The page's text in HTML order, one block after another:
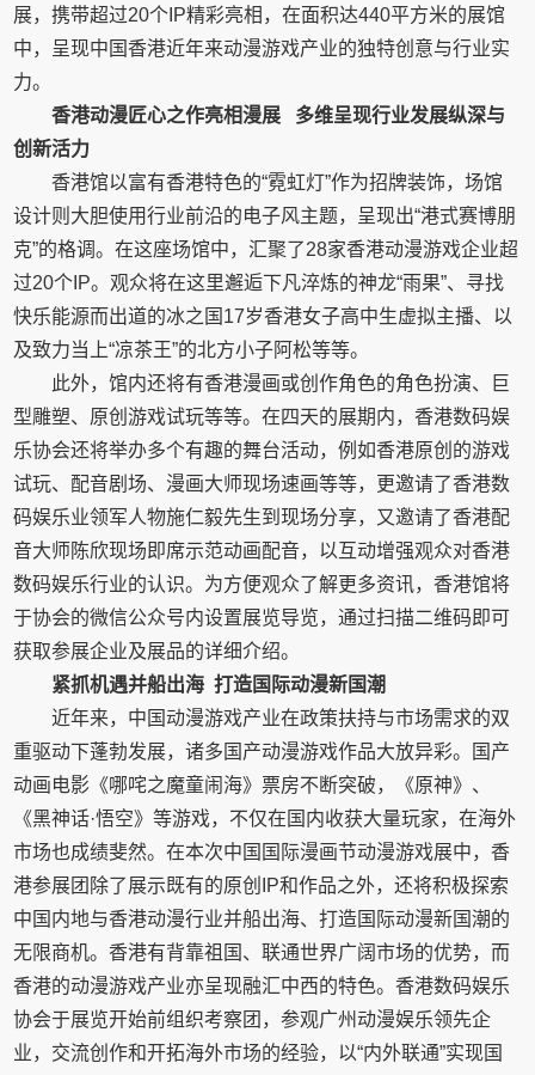
展，携带超过20个IP精彩亮相，在面积达440平方米的展馆
中，呈现中国香港近年来动漫游戏产业的独特创意与行业实
力。
香港动漫匠心之作亮相漫展
多维呈现行业发展纵深与
创新活力
香港馆以富有香港特色的“霓虹灯”作为招牌装饰，场馆
设计则大胆使用行业前沿的电子风主题，呈现出“港式赛博朋
克”的格调。在这座场馆中，汇聚了28家香港动漫游戏企业超
过20个IP。观众将在这里邂逅下凡淬炼的神龙“雨果”、寻找
快乐能源而出道的冰之国17岁香港女子高中生虚拟主播、以
及致力当上“凉茶王”的北方小子阿松等等。
此外，馆内还将有香港漫画或创作角色的角色扮演、巨
型雕塑、原创游戏试玩等等。在四天的展期内，香港数码娱
乐协会还将举办多个有趣的舞台活动，例如香港原创的游戏
试玩、配音剧场、漫画大师现场速画等等，更邀请了香港数
码娱乐业领军人物施仁毅先生到现场分享，又邀请了香港配
音大师陈欣现场即席示范动画配音，以互动增强观众对香港
数码娱乐行业的认识。为方便观众了解更多资讯，香港馆将
于协会的微信公众号内设置展览导览，通过扫描二维码即可
获取参展企业及展品的详细介绍。
紧抓机遇并船出海 打造国际动漫新国潮
近年来，中国动漫游戏产业在政策扶持与市场需求的双
重驱动下蓬勃发展，诸多国产动漫游戏作品大放异彩。国产
动画电影《哪咤之魔童闹海》票房不断突破，《原神》、
《黑神话·悟空》等游戏，不仅在国内收获大量玩家，在海外
市场也成绩斐然。在本次中国国际漫画节动漫游戏展中，香
港参展团除了展示既有的原创IP和作品之外，还将积极探索
中国内地与香港动漫行业并船出海、打造国际动漫新国潮的
无限商机。香港有背靠祖国、联通世界广阔市场的优势，而
香港的动漫游戏产业亦呈现融汇中西的特色。香港数码娱乐
协会于展览开始前组织考察团，参观广州动漫娱乐领先企
业，交流创作和开拓海外市场的经验，以“内外联通”实现国